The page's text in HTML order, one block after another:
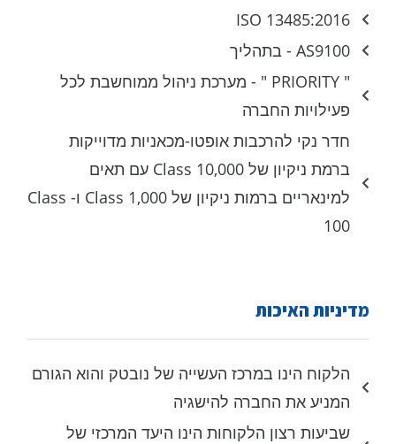
ISO 13485:2016
AS9100 - בתהליך
" PRIORITY " - מערכת ניהול ממוחשבת לכל
פעילויות החברה
חדר נקי להרכבות אופטו-מכאניות מדוייקות
ברמת ניקיון של Class 10,000 עם תאים
למינאריים ברמות ניקיון של Class 1,000 ו- Class
100
מדיניות האיכות
הלקוח הינו במרכז העשייה של נובטק והוא הגורם
המניע את החברה להישגיה
שביעות רצון הלקוחות הינו היעד המרכזי של